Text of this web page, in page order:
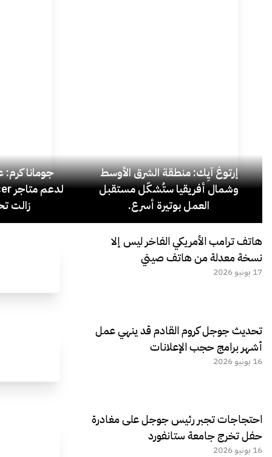
إرتوغ آيِك: منطقة الشرق الأوسط
وشمال أفريقيا ستُشكّل مستقبل
العمل بوتيرة أسرع.
جومانا كرم:
زالت
هاتف ترامب الأمريكي الفاخر ليس إلا
نسخة معدلة من هاتف صيني
17 يونيو 2026
تحديث جوجل كروم القادم قد ينهي عمل
أشهر برامج حجب الإعلانات
16 يونيو 2026
احتجاجات تجبر رئيس جوجل على مغادرة
حفل تخرج جامعة ستانفورد
16 يونيو 2026